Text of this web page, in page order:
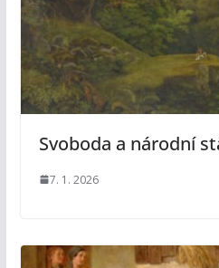
Svoboda a národní
7. 1. 2026